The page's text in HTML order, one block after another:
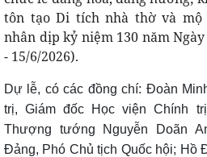
tôn tạo Di tích nhà thờ và mộ
nhân dịp kỷ niệm 130 năm
- 15/6/2026).
Dự lễ, có các đồng chí: Đoàn
trị, Giám đốc Học viện Chính
Thượng tướng Nguyễn Doãn
Đảng, Phó Chủ tịch Quốc hội; Hồ